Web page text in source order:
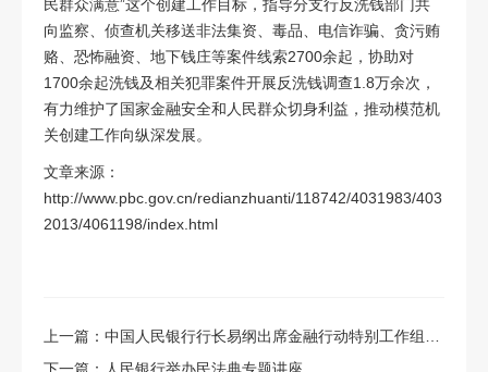
民群众满意”这个创建工作目标，指导分支行反洗钱部门共
向监察、侦查机关移送非法集资、毒品、电信诈骗、贪污贿
赂、恐怖融资、地下钱庄等案件线索2700余起，协助对
1700余起洗钱及相关犯罪案件开展反洗钱调查1.8万余次，
有力维护了国家金融安全和人民群众切身利益，推动模范机
关创建工作向纵深发展。
文章来源：
http://www.pbc.gov.cn/redianzhuanti/118742/4031983/403
2013/4061198/index.html
上一篇：